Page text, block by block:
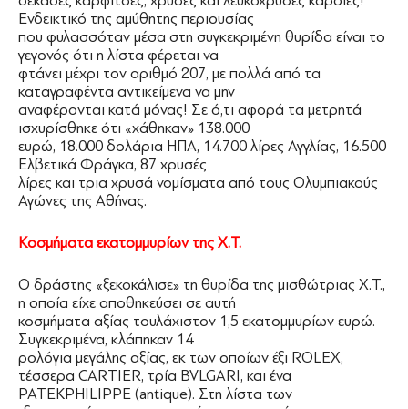
Ενδεικτικό της αμύθητης περιουσίας
που φυλασσόταν μέσα στη συγκεκριμένη θυρίδα είναι το
γεγονός ότι η λίστα φέρεται να
φτάνει μέχρι τον αριθμό 207, με πολλά από τα
καταγραφέντα αντικείμενα να μην
αναφέρονται κατά μόνας! Σε ό,τι αφορά τα μετρητά
ισχυρίσθηκε ότι «χάθηκαν» 138.000
ευρώ, 18.000 δολάρια ΗΠΑ, 14.700 λίρες Αγγλίας, 16.500
Ελβετικά Φράγκα, 87 χρυσές
λίρες και τρια χρυσά νομίσματα από τους Ολυμπιακούς
Αγώνες της Αθήνας.
Κοσµήµατα εκατοµµυρίων της Χ.Τ.
Ο δράστης «ξεκοκάλισε» τη θυρίδα της μισθώτριας Χ.Τ.,
η οποία είχε αποθηκεύσει σε αυτή
κοσμήματα αξίας τουλάχιστον 1,5 εκατομμυρίων ευρώ.
Συγκεκριμένα, κλάπηκαν 14
ρολόγια μεγάλης αξίας, εκ των οποίων έξι ROLEX,
τέσσερα CARTIER, τρία BVLGARI, και ένα
PATEKPHILIPPE (antique). Στη λίστα των